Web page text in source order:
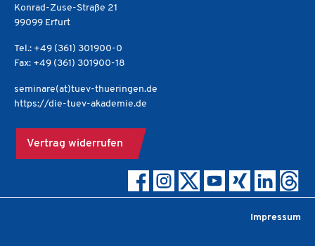
Konrad-Zuse-Straße 21
99099 Erfurt
Tel.: +49 (361) 301900-0
Fax: +49 (361) 301900-18
seminare(at)tuev-thueringen.de
https://die-tuev-akademie.de
Vertrag widerrufen
Impressum